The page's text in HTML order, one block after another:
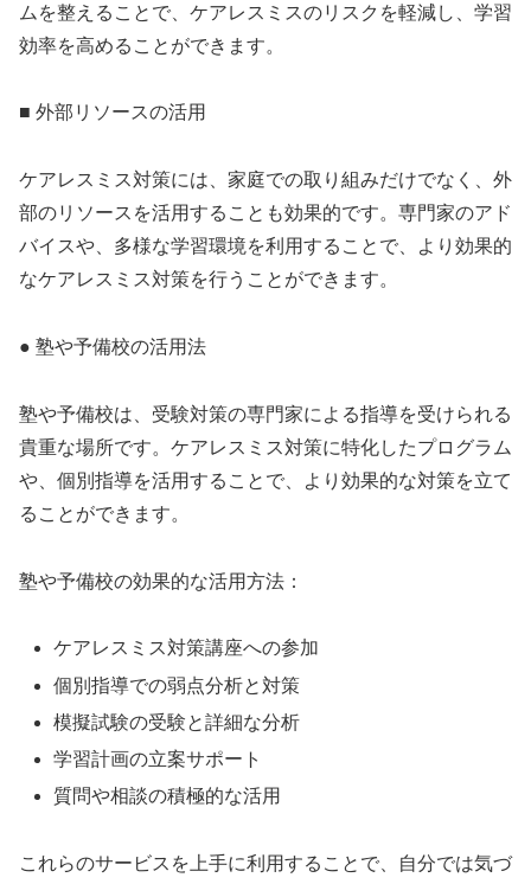
ムを整えることで、ケアレスミスのリスクを軽減し、学習
効率を高めることができます。
■ 外部リソースの活用
ケアレスミス対策には、家庭での取り組みだけでなく、外
部のリソースを活用することも効果的です。専門家のアド
バイスや、多様な学習環境を利用することで、より効果的
なケアレスミス対策を行うことができます。
● 塾や予備校の活用法
塾や予備校は、受験対策の専門家による指導を受けられる
貴重な場所です。ケアレスミス対策に特化したプログラム
や、個別指導を活用することで、より効果的な対策を立て
ることができます。
塾や予備校の効果的な活用方法：
ケアレスミス対策講座への参加
個別指導での弱点分析と対策
模擬試験の受験と詳細な分析
学習計画の立案サポート
質問や相談の積極的な活用
これらのサービスを上手に利用することで、自分では気づ